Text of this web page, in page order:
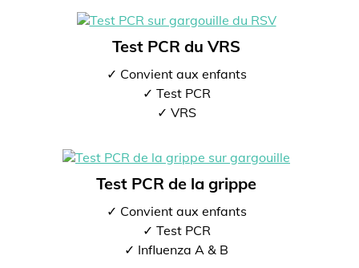
Test PCR du VRS
✓ Convient aux enfants
✓ Test PCR
✓ VRS
Test PCR de la grippe
✓ Convient aux enfants
✓ Test PCR
✓ Influenza A & B